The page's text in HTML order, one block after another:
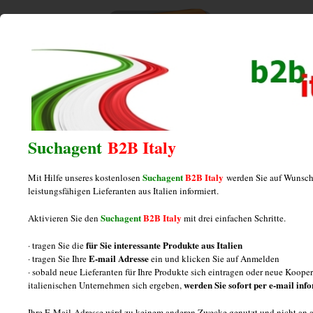
/frische_teigwaren_lieferant_480x480
frische_teigwaren_lieferant_480x480
Suchagent B2B Italy
Mit Hilfe unseres kostenlosen SuchagentB2B Italy werden Sie auf
leistungsfähigen Lieferanten aus Italien informiert.
Aktivieren Sie den SuchagentB2B Italy mit drei einfachen Schritte.
· tragen Sie diefür Sie interessante Produkte aus Italien
· tragen Sie IhreE-mail Adresseein und klicken Sie auf Anmelden
· sobald neue Lieferanten für Ihre Produkte sich eintragen oder neue
italienischen Unternehmen sich ergeben,werden Sie sofort per e-mail